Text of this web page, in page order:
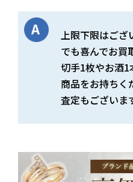
上限下限はござ
でも喜んでお買
切手1枚やお酒1
商品をお持ちく
査定もございま